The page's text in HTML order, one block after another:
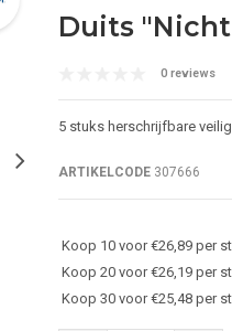
Duits
0 reviews
5 stuks herschrijfbare
ARTIKELCODE307666
Koop 10 voor €26,89 per
Koop 20 voor €26,19 per
Koop 30 voor €25,48 per